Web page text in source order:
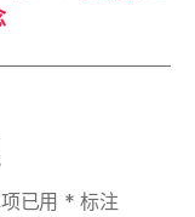
已用 * 标注